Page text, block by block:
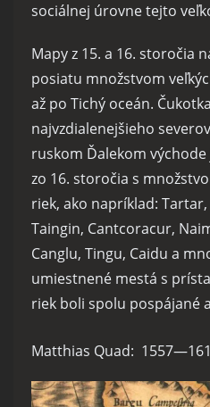
sociálnej úrovne tejto
Mapy z 15. a 16. storočia
posiatu množstvom
až po Tichý oceán.
najvzdialenejšieho
ruskom Ďalekom
zo 16. storočia s
riek, ako napríklad:
Taingin, Cantcoracur,
Canglu, Tingu, Caidu a
umiestnené mestá s
riek boli spolu pospájané
Matthias Quad: